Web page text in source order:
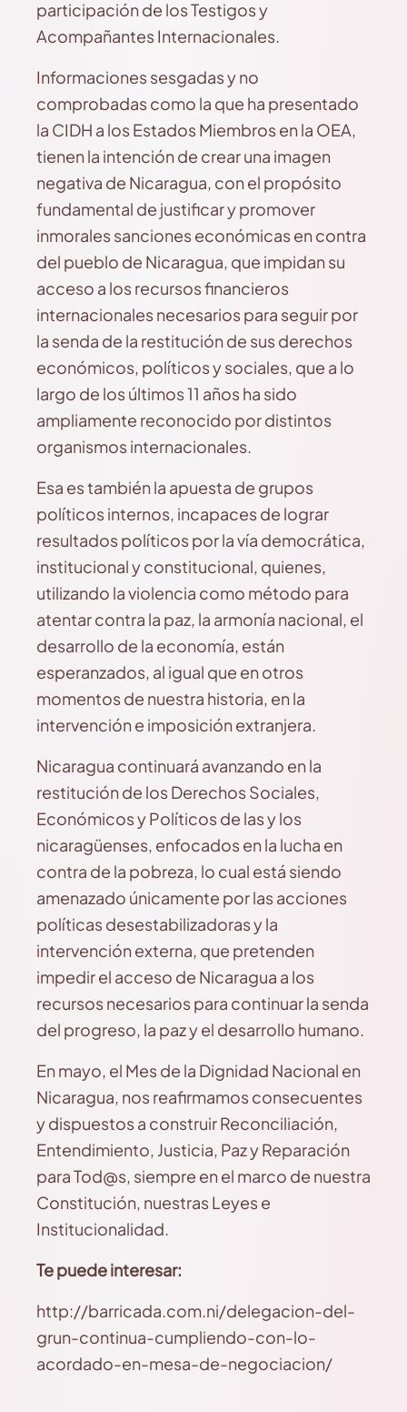
participación de los Testigos y
Acompañantes Internacionales.
Informaciones sesgadas y no
comprobadas como la que ha presentado
la CIDH a los Estados Miembros en la OEA,
tienen la intención de crear una imagen
negativa de Nicaragua, con el propósito
fundamental de justificar y promover
inmorales sanciones económicas en contra
del pueblo de Nicaragua, que impidan su
acceso a los recursos financieros
internacionales necesarios para seguir por
la senda de la restitución de sus derechos
económicos, políticos y sociales, que a lo
largo de los últimos 11 años ha sido
ampliamente reconocido por distintos
organismos internacionales.
Esa es también la apuesta de grupos
políticos internos, incapaces de lograr
resultados políticos por la vía democrática,
institucional y constitucional, quienes,
utilizando la violencia como método para
atentar contra la paz, la armonía nacional, el
desarrollo de la economía, están
esperanzados, al igual que en otros
momentos de nuestra historia, en la
intervención e imposición extranjera.
Nicaragua continuará avanzando en la
restitución de los Derechos Sociales,
Económicos y Políticos de las y los
nicaragüenses, enfocados en la lucha en
contra de la pobreza, lo cual está siendo
amenazado únicamente por las acciones
políticas desestabilizadoras y la
intervención externa, que pretenden
impedir el acceso de Nicaragua a los
recursos necesarios para continuar la senda
del progreso, la paz y el desarrollo humano.
En mayo, el Mes de la Dignidad Nacional en
Nicaragua, nos reafirmamos consecuentes
y dispuestos a construir Reconciliación,
Entendimiento, Justicia, Paz y Reparación
para Tod@s, siempre en el marco de nuestra
Constitución, nuestras Leyes e
Institucionalidad.
Te puede interesar:
http://barricada.com.ni/delegacion-del-
grun-continua-cumpliendo-con-lo-
acordado-en-mesa-de-negociacion/